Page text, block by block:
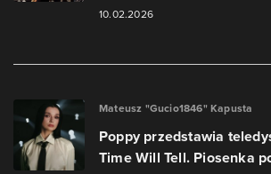
10.02.2026
Mateusz "Gucio1846" Kapusta
Poppy przedstawia
Time Will Tell. Piosenka